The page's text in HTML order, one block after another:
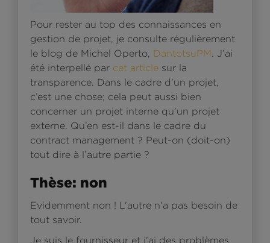
Pour rester au top des connaissances en
gestion de projet, je consulte régulièrement
le blog de Michel Operto, DantotsuPM. J’ai
été interpellé par cet article sur la
transparence. Dans le cadre d’un projet,
c’est une chose; cela peut aussi bien
concerner un projet interne qu’un projet
externe. Qu’en est-il dans le cadre du
contract management ? Peut-on (doit-on)
tout dire à l’autre partie ?
Thèse: non
Evidemment non ! L’autre n’a pas besoin de
tout savoir.
Je suis le fournisseur et j’ai des problèmes